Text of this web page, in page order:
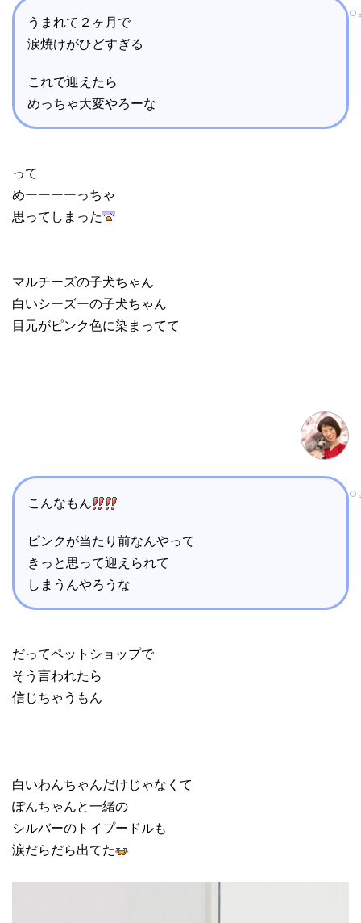
うまれて２ヶ月で
涙焼けがひどすぎる
これで迎えたら
めっちゃ大変やろーな
って
めーーーーっちゃ
思ってしまった
マルチーズの子犬ちゃん
白いシーズーの子犬ちゃん
目元がピンク色に染まってて
こんなもん
ピンクが当たり前なんやって
きっと思って迎えられて
しまうんやろうな
だってペットショップで
そう言われたら
信じちゃうもん
白いわんちゃんだけじゃなくて
ぽんちゃんと一緒の
シルバーのトイプードルも
涙だらだら出てた